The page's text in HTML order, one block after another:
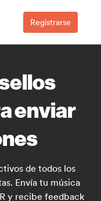
Registrarse
enviar
de todos los
Envía tu música
y recibe feedback